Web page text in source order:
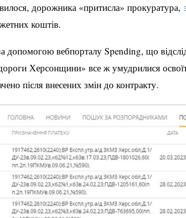
дорожника «притисла» прокуратура,
коштів.
допомогою вебпорталу Spending, що
Херсонщини» все ж умудрилися
після внесених змін до контракту.